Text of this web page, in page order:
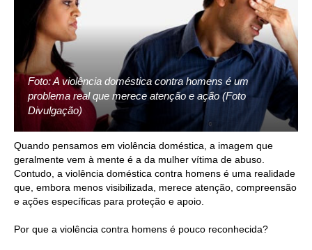
Foto: A violência doméstica contra homens é um
problema real que merece atenção e ação (Foto
Divulgação)
Quando pensamos em violência doméstica, a imagem que
geralmente vem à mente é a da mulher vítima de abuso.
Contudo, a violência doméstica contra homens é uma realidade
que, embora menos visibilizada, merece atenção, compreensão
e ações específicas para proteção e apoio.
Por que a violência contra homens é pouco reconhecida?